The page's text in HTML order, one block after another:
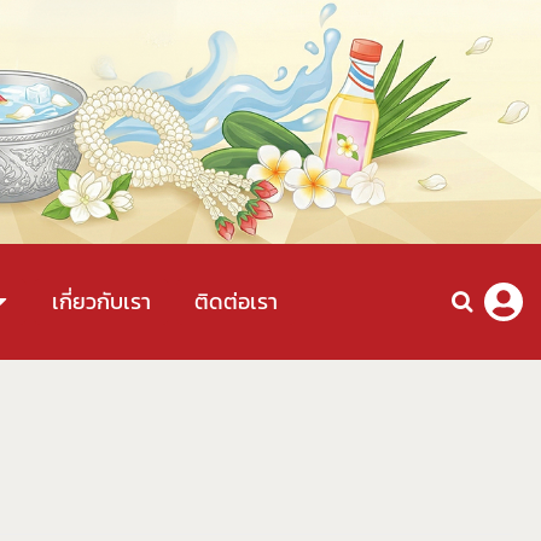
เกี่ยวกับเรา ติดต่อเรา